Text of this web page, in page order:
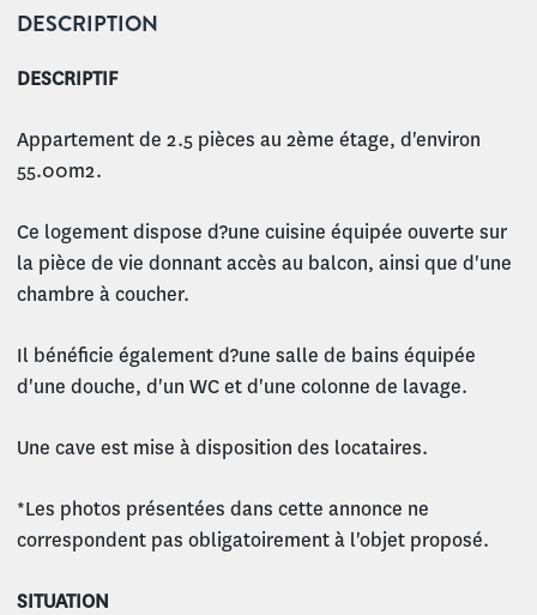
DESCRIPTION
DESCRIPTIF
Appartement de 2.5 pièces au 2ème étage, d'environ
55.00m2.
Ce logement dispose d?une cuisine équipée ouverte sur
la pièce de vie donnant accès au balcon, ainsi que d'une
chambre à coucher.
Il bénéficie également d?une salle de bains équipée
d'une douche, d'un WC et d'une colonne de lavage.
Une cave est mise à disposition des locataires.
*Les photos présentées dans cette annonce ne
correspondent pas obligatoirement à l'objet proposé.
SITUATION